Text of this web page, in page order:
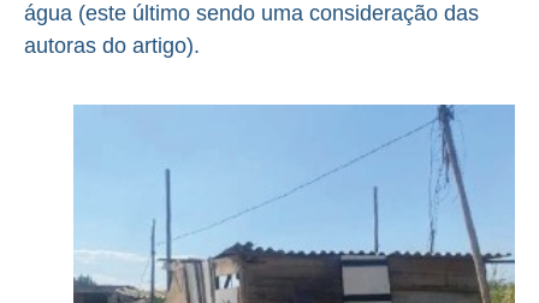
água (este último sendo uma consideração das
autoras do artigo).